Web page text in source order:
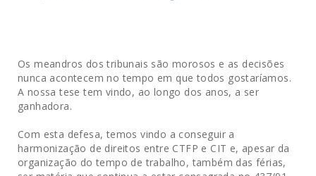
Os meandros dos tribunais são morosos e as decisões
nunca acontecem no tempo em que todos gostaríamos.
A nossa tese tem vindo, ao longo dos anos, a ser
ganhadora.
Com esta defesa, temos vindo a conseguir a
harmonização de direitos entre CTFP e CIT e, apesar da
organização do tempo de trabalho, também das férias,